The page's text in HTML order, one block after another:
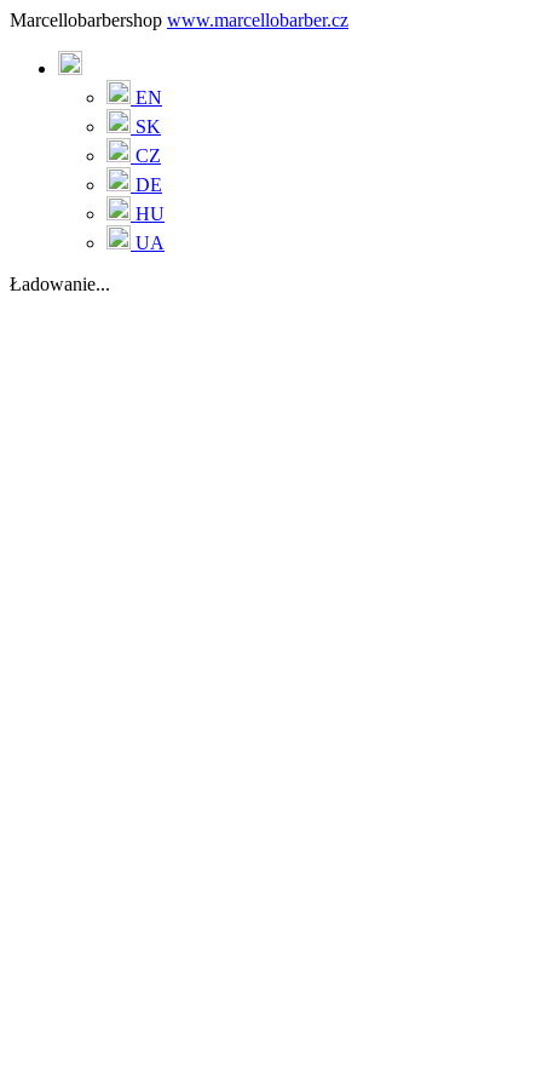
Marcellobarbershop www.marcellobarber.cz
EN
SK
CZ
DE
HU
UA
Ładowanie...